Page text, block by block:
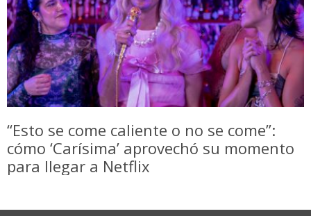
“Esto se come caliente o no se come”:
cómo ‘Carísima’ aprovechó su momento
para llegar a Netflix